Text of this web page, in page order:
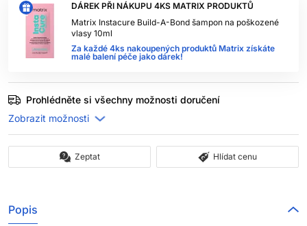
DÁREK PŘI NÁKUPU 4KS MATRIX PRODUKTŮ
Matrix Instacure Build-A-Bond šampon na poškozené
vlasy 10ml
Za každé 4ks nakoupených produktů Matrix získáte
malé balení péče jako dárek!
Prohlédněte si všechny možnosti doručení
Zeptat Hlídat cenu
Popis